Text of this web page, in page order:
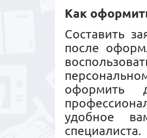
Как
Составить
после
удобное
специалиста.